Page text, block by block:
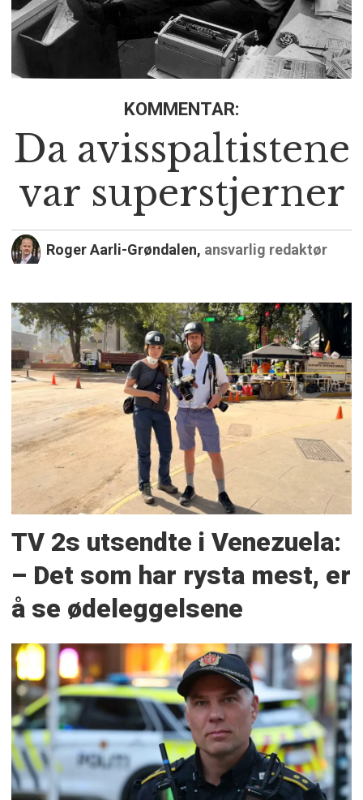
KOMMENTAR:
Da avisspaltistene
var superstjerner
Roger Aarli-Grøndalen, ansvarlig redaktør
TV 2s utsendte i Venezuela:
– Det som har rysta mest, er
å se ødeleggelsene